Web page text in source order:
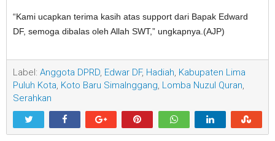
“Kami ucapkan terima kasih atas support dari Bapak Edward
DF, semoga dibalas oleh Allah SWT,” ungkapnya.(AJP)
Label: Anggota DPRD Edwar DF, Hadiah Kabupaten Lima
Puluh Kota Koto Baru Simalnggang Lomba Nuzul Quran
Serahkan